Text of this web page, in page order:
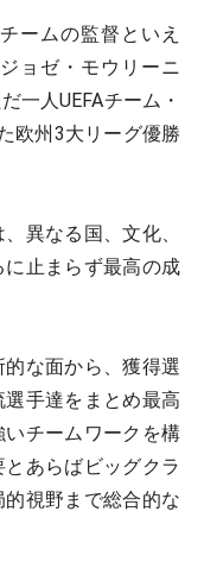
ームの監督といえ
ョゼ・モウリーニ
一人UEFAチーム・
欧州3大リーグ優勝
異なる国、文化、
止まらず最高の成
な面から、獲得選
手達をまとめ最高
チームワークを構
あらばビッグクラ
視野まで総合的な